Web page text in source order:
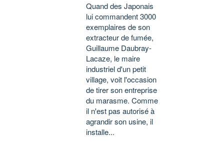
Quand des Japonais
lui commandent 3000
exemplaires de son
extracteur de fumée,
Guillaume Daubray-
Lacaze, le maire
industriel d'un petit
village, voit l'occasion
de tirer son entreprise
du marasme. Comme
il n'est pas autorisé à
agrandir son usine, il
installe...